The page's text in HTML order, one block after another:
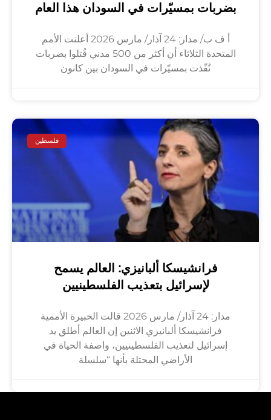
بضربات بمسيّرات في السودان هذا العام
أ ف ب/ مدار: 24 آذار/ مارس 2026 أعلنت الأمم
المتحدة الثلاثاء أن أكثر من 500 مدني قُتلوا بضربات
نُفّذت بمسيّرات في السودان بين كانون
فلسطين
فرانشيسكا ألبانيزي: العالم يسمح
لإسرائيل بتعذيب الفلسطينيين
مدار: 24 آذار/ مارس 2026 قالت الخبيرة الأممية
فرانشيسكا ألبانيزي الاثنين إن العالم أطلق يد
إسرائيل لتعذيب الفلسطينيين، واصفة الحياة في
الأراضي المحتلة بأنها “سلسلة